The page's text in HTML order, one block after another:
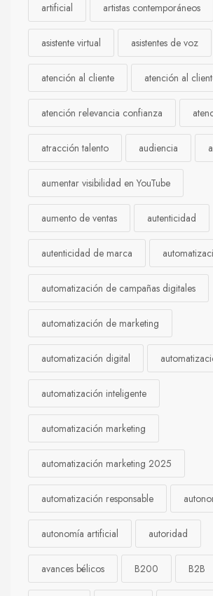
artificial artistas contemporáneos
asistente virtual asistentes de voz
atención al cliente atención al
atención relevancia confianza
atracción talento audiencia
aumentar visibilidad en YouTube
aumento de ventas autenticidad
autenticidad de marca
automatización de campañas digitales
automatización de marketing
automatización digital
automatización inteligente
automatización marketing
automatización marketing 2025
automatización responsable
autonomía artificial autoridad
avances bélicos B200 B2B